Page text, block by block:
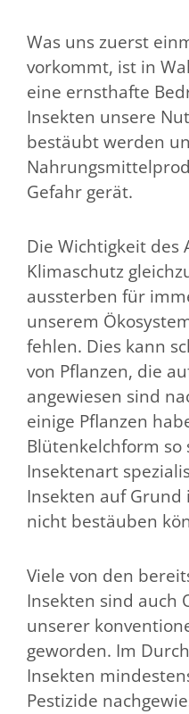
Was uns zuerst
vorkommt, ist in
eine ernsthafte
Insekten unsere
bestäubt werden
Gefahr gerät.
Die Wichtigkeit des
Klimaschutz
aussterben für
unserem
fehlen. Dies kann
von Pflanzen, die
angewiesen sind
einige Pflanzen
Blütenkelchform so
Insektenart
Insekten auf Grund
nicht bestäuben
Viele von den
Insekten sind auch
unserer
geworden. Im
Insekten
Pestizide